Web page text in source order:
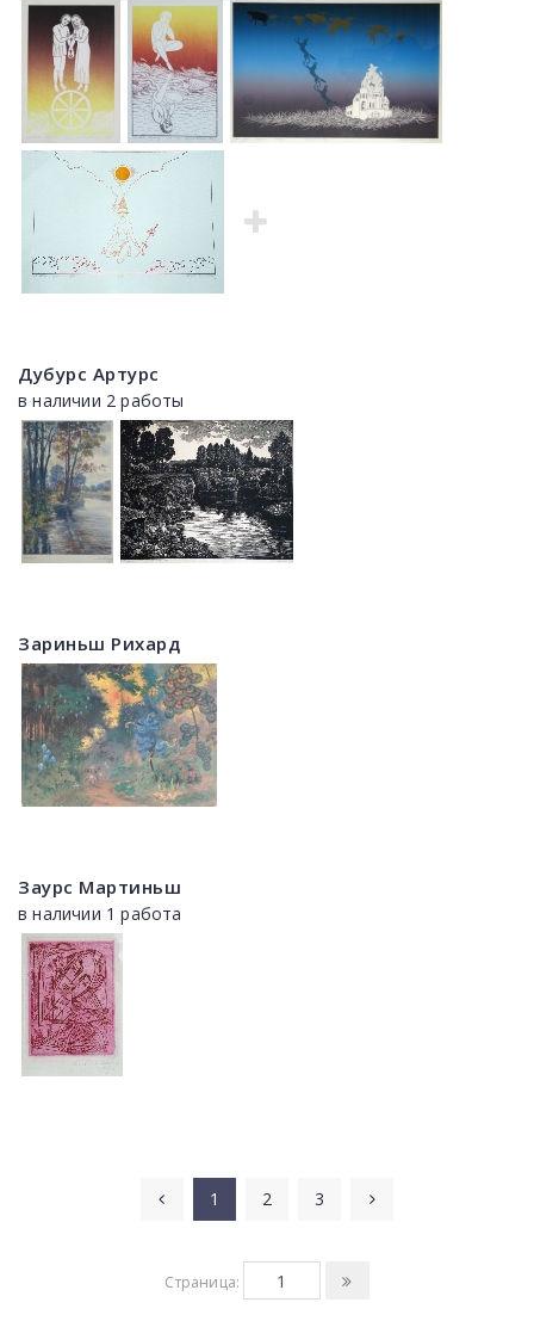
Дубурс Артурс
в наличии 2 работы
Зариньш Рихард
Заурс Мартиньш
в наличии 1 работа
1 2 3
Страница: